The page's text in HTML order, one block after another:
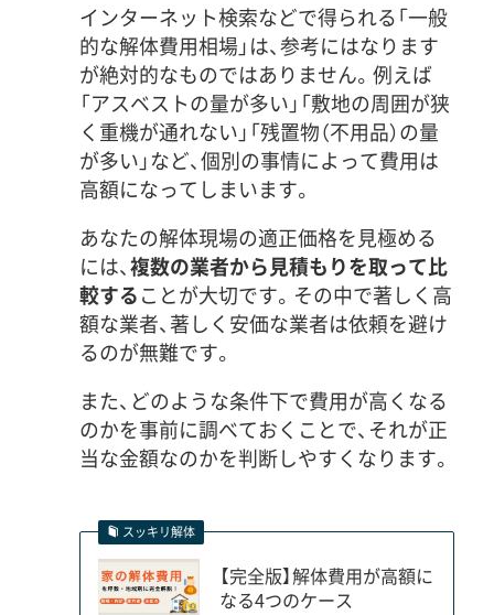
インターネット検索などで得られる「一般
的な解体費用相場」は、参考にはなります
が絶対的なものではありません。例えば
「アスベストの量が多い」「敷地の周囲が狭
く重機が通れない」「残置物（不用品）の量
が多い」など、個別の事情によって費用は
高額になってしまいます。
あなたの解体現場の適正価格を見極める
には、複数の業者から見積もりを取って比
較することが大切です。その中で著しく高
額な業者、著しく安価な業者は依頼を避け
るのが無難です。
また、どのような条件下で費用が高くなる
のかを事前に調べておくことで、それが正
当な金額なのかを判断しやすくなります。
スッキリ解体
【完全版】解体費用が高額に
なる4つのケース